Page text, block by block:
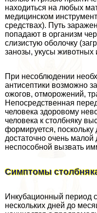
находиться на любых
медицинском
средствах). Путь
попадают в организм
слизистую оболочку
занозы, укусы животных
При несоблюдении
антисептики возможно
ожогов, отморожений,
Непосредственная
человека здоровому
человека к столбняку
формируется, поскольку
достаточно очень малой
неспособной вызвать
Симптомы
Инкубационный период
нескольких дней до